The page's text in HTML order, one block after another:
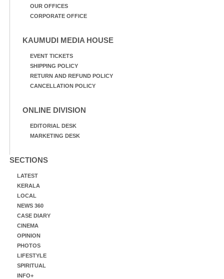
OUR OFFICES
CORPORATE OFFICE
KAUMUDI MEDIA HOUSE
EVENT TICKETS
SHIPPING POLICY
RETURN AND REFUND POLICY
CANCELLATION POLICY
ONLINE DIVISION
EDITORIAL DESK
MARKETING DESK
SECTIONS
LATEST
KERALA
LOCAL
NEWS 360
CASE DIARY
CINEMA
OPINION
PHOTOS
LIFESTYLE
SPIRITUAL
INFO+